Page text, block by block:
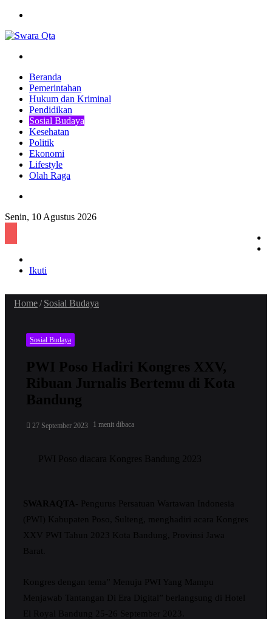
Beranda
Pemerintahan
Hukum dan Kriminal
Pendidikan
Sosial Budaya
Kesehatan
Politik
Ekonomi
Lifestyle
Olah Raga
Senin, 10 Agustus 2026
In
Ikuti
Home/ Sosial Budaya
Sosial Budaya
PWI Poso Hadiri Kongres XXV,
Ribuan Jurnalis Bertemu di Kota
Bandung
27 September 2023 1 menit dibaca
PWI Poso diacara Kongres Bandung 2023
SWARAQTA- Pengurus Persatuan Wartawan Indonesia
(PWI) Kabupaten Poso, Sulteng, menghadiri acara Kongres
XXV PWI Tahun 2023 Kota Bandung, Provinsi Jawa
Barat.
Kongres dengan tema” Menuju PWI Yang Mampu
Menjawab Tantangan Di Era Digital” berlangsung di Hotel
El Royal Bandung 25-26 September 2023.